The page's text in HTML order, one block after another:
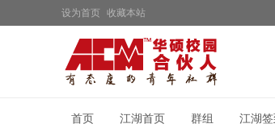
设为首页 收藏本站
首页 江湖首页 群组 江湖签